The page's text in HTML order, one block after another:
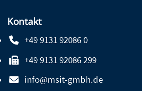
Kontakt
+49 9131 92086 0
Telefonnummer: 4 9 9 1 3 1 9 2 0 8 6 0
+49 9131 92086 299
Faxnummer: 4 9 9 1 3 1 9 2 0 8 6 2 9 9
info@msit-gmbh.de
E-Mail Adresse: info@msit-gmbh.de